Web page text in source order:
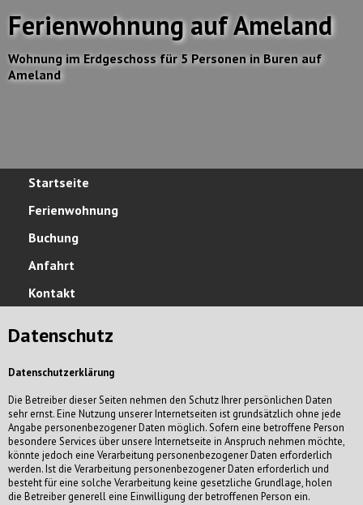
Ferienwohnung auf Ameland
Wohnung im Erdgeschoss für 5 Personen in Buren auf
Ameland
Startseite
Ferienwohnung
Buchung
Anfahrt
Kontakt
Datenschutz
Datenschutzerklärung
Die Betreiber dieser Seiten nehmen den Schutz Ihrer persönlichen Daten
sehr ernst. Eine Nutzung unserer Internetseiten ist grundsätzlich ohne jede
Angabe personenbezogener Daten möglich. Sofern eine betroffene Person
besondere Services über unsere Internetseite in Anspruch nehmen möchte,
könnte jedoch eine Verarbeitung personenbezogener Daten erforderlich
werden. Ist die Verarbeitung personenbezogener Daten erforderlich und
besteht für eine solche Verarbeitung keine gesetzliche Grundlage, holen
die Betreiber generell eine Einwilligung der betroffenen Person ein.